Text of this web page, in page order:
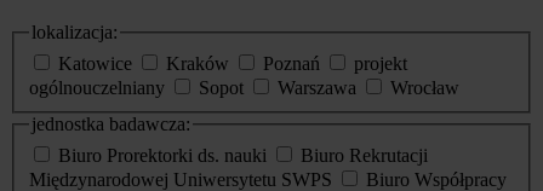
lokalizacja:
Katowice
Kraków Poznań
projekt
ogólnouczelniany
Sopot Warszawa
Wrocław
jednostka badawcza:
Biuro Prorektorki ds. nauki
Biuro Rekrutacji
Międzynarodowej Uniwersytetu SWPS
Biuro Współpracy